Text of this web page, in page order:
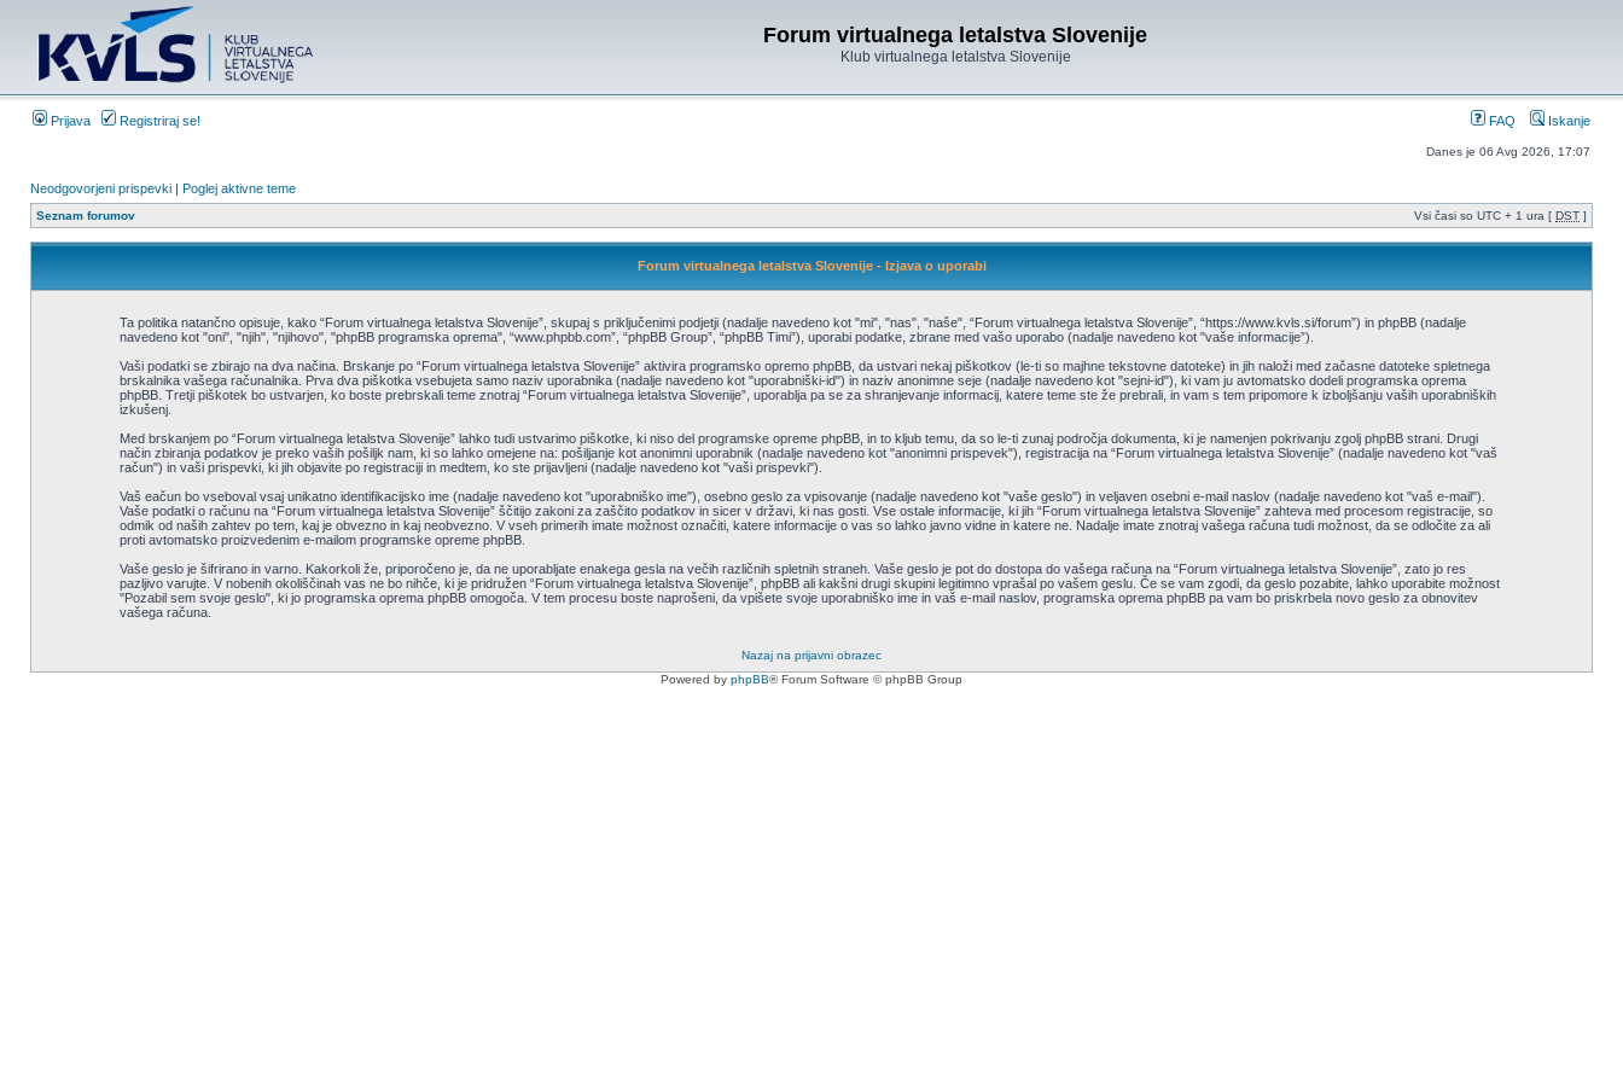
Forum virtualnega letalstva Slovenije
Klub virtualnega letalstva Slovenije
Prijava Registriraj se! FAQ Iskanje
Danes je 06 Avg 2026, 17:07
Neodgovorjeni prispevki | Poglej aktivne teme
Seznam forumov Vsi časi so UTC + 1 ura [ DST ]
Forum virtualnega letalstva Slovenije - Izjava o uporabi
Ta politika natančno opisuje, kako “Forum virtualnega letalstva Slovenije”, skupaj s priključenimi podjetji (nadalje navedeno kot "mi", "nas", "naše", “Forum virtualnega letalstva Slovenije”, “https://www.kvls.si/forum”) in phpBB (nadalje
navedeno kot "oni", "njih", "njihovo", "phpBB programska oprema", “www.phpbb.com”, “phpBB Group”, “phpBB Timi”), uporabi podatke, zbrane med vašo uporabo (nadalje navedeno kot "vaše informacije”).
Vaši podatki se zbirajo na dva načina. Brskanje po “Forum virtualnega letalstva Slovenije” aktivira programsko opremo phpBB, da ustvari nekaj piškotkov (le-ti so majhne tekstovne datoteke) in jih naloži med začasne datoteke spletnega
brskalnika vašega računalnika. Prva dva piškotka vsebujeta samo naziv uporabnika (nadalje navedeno kot "uporabniški-id") in naziv anonimne seje (nadalje navedeno kot "sejni-id"), ki vam ju avtomatsko dodeli programska oprema
phpBB. Tretji piškotek bo ustvarjen, ko boste prebrskali teme znotraj “Forum virtualnega letalstva Slovenije”, uporablja pa se za shranjevanje informacij, katere teme ste že prebrali, in vam s tem pripomore k izboljšanju vaših uporabniških
izkušenj.
Med brskanjem po “Forum virtualnega letalstva Slovenije” lahko tudi ustvarimo piškotke, ki niso del programske opreme phpBB, in to kljub temu, da so le-ti zunaj področja dokumenta, ki je namenjen pokrivanju zgolj phpBB strani. Drugi
način zbiranja podatkov je preko vaših pošiljk nam, ki so lahko omejene na: pošiljanje kot anonimni uporabnik (nadalje navedeno kot "anonimni prispevek"), registracija na “Forum virtualnega letalstva Slovenije” (nadalje navedeno kot "vaš
račun") in vaši prispevki, ki jih objavite po registraciji in medtem, ko ste prijavljeni (nadalje navedeno kot "vaši prispevki").
Vaš eačun bo vseboval vsaj unikatno identifikacijsko ime (nadalje navedeno kot "uporabniško ime"), osebno geslo za vpisovanje (nadalje navedeno kot "vaše geslo") in veljaven osebni e-mail naslov (nadalje navedeno kot "vaš e-mail").
Vaše podatki o računu na “Forum virtualnega letalstva Slovenije” ščitijo zakoni za zaščito podatkov in sicer v državi, ki nas gosti. Vse ostale informacije, ki jih “Forum virtualnega letalstva Slovenije” zahteva med procesom registracije, so
odmik od naših zahtev po tem, kaj je obvezno in kaj neobvezno. V vseh primerih imate možnost označiti, katere informacije o vas so lahko javno vidne in katere ne. Nadalje imate znotraj vašega računa tudi možnost, da se odločite za ali
proti avtomatsko proizvedenim e-mailom programske opreme phpBB.
Vaše geslo je šifrirano in varno. Kakorkoli že, priporočeno je, da ne uporabljate enakega gesla na večih različnih spletnih straneh. Vaše geslo je pot do dostopa do vašega računa na “Forum virtualnega letalstva Slovenije”, zato jo res
pazljivo varujte. V nobenih okoliščinah vas ne bo nihče, ki je pridružen “Forum virtualnega letalstva Slovenije”, phpBB ali kakšni drugi skupini legitimno vprašal po vašem geslu. Če se vam zgodi, da geslo pozabite, lahko uporabite možnost
"Pozabil sem svoje geslo", ki jo programska oprema phpBB omogoča. V tem procesu boste naprošeni, da vpišete svoje uporabniško ime in vaš e-mail naslov, programska oprema phpBB pa vam bo priskrbela novo geslo za obnovitev
vašega računa.
Nazaj na prijavni obrazec
Powered by phpBB® Forum Software © phpBB Group